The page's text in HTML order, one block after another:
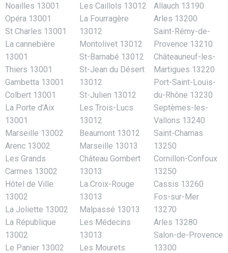
Noailles 13001
Opéra 13001
St Charles 13001
La cannebière
13001
Thiers 13001
Gambetta 13001
Colbert 13001
La Porte d’Aix
13001
Marseille 13002
Arenc 13002
Les Grands
Carmes 13002
Hôtel de Ville
13002
La Joliette 13002
La République
13002
Le Panier 13002
Les Caillols 13012
La Fourragère
13012
Montolivet 13012
St-Barnabé 13012
St-Jean du Désert
13012
St-Julien 13012
Les Trois-Lucs
13012
Beaumont 13012
Marseille 13013
Château Gombert
13013
La Croix-Rouge
13013
Malpassé 13013
Les Médecins
13013
Les Mourets
Allauch 13190
Arles 13200
Saint-Rémy-de-
Provence 13210
Châteauneuf-les-
Martigues 13220
Port-Saint-Louis-
du-Rhône 13230
Septèmes-les-
Vallons 13240
Saint-Chamas
13250
Cornillon-Confoux
13250
Cassis 13260
Fos-sur-Mer
13270
Arles 13280
Salon-de-Provence
13300